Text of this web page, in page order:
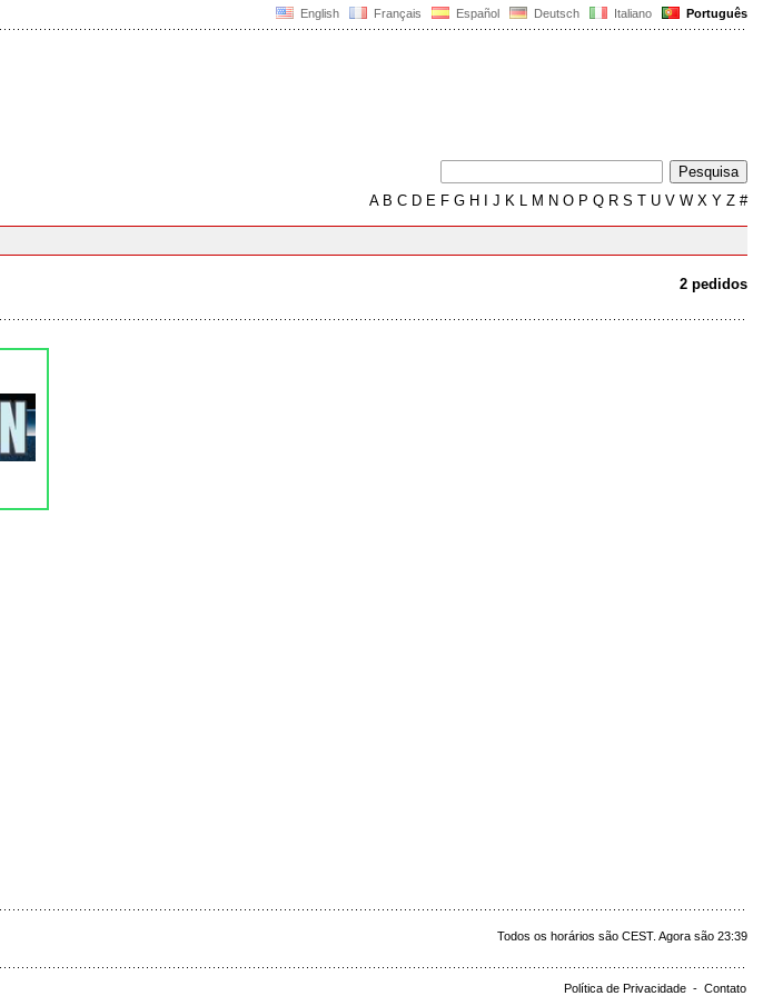
English Français Español Deutsch Italiano Português
AB C D E F G H J K L M N O P Q R S T U V W X Y Z #
2 pedidos
Todos os horários são CEST. Agora são 23:39
Política de Privacidade - Contato